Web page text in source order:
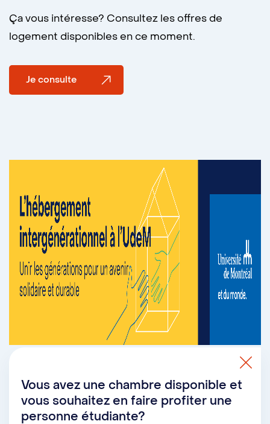
donner du temps, mais vous assurez une
veille passive et des services spontanés.
Ça vous intéresse? Consultez les offres de
logement disponibles en ce moment.
Je consulte
Vous avez une chambre disponible et
vous souhaitez en faire profiter une
personne étudiante?